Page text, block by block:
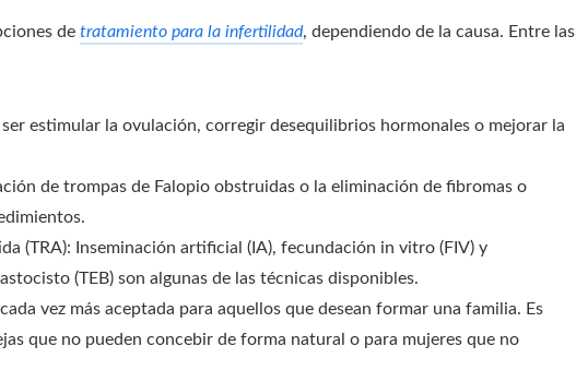
de tratamiento para la infertilidad, dependiendo de la causa. Entre las
estimular la ovulación, corregir desequilibrios hormonales o mejorar la
de trompas de Falopio obstruidas o la eliminación de fibromas o
(TRA): Inseminación artificial (IA), fecundación in vitro (FIV) y
(TEB) son algunas de las técnicas disponibles.
vez más aceptada para aquellos que desean formar una familia. Es
que no pueden concebir de forma natural o para mujeres que no